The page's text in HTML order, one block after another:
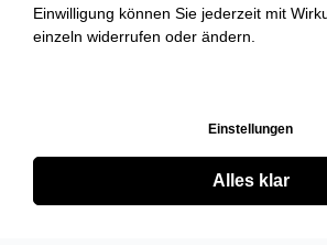
Einwilligung können Sie jederzeit mit
einzeln widerrufen oder ändern.
Einstellungen
Alles klar